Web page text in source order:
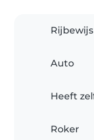
Rijbewijs
Auto
Heeft
Roker